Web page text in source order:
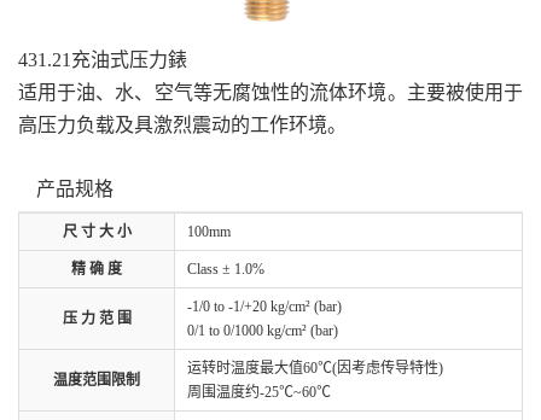
431.21充油式压力錶
适用于油、水、空气等无腐蚀性的流体环境。主要被使用于
高压力负载及具激烈震动的工作环境。
产品规格
尺 寸 大 小 100mm
精 确 度 Class ± 1.0%
压 力 范 围
-1/0 to -1/+20 kg/cm² (bar)
0/1 to 0/1000 kg/cm² (bar)
温度范围限制
运转时温度最大值60℃(因考虑传导特性)
周围温度约-25℃~60℃